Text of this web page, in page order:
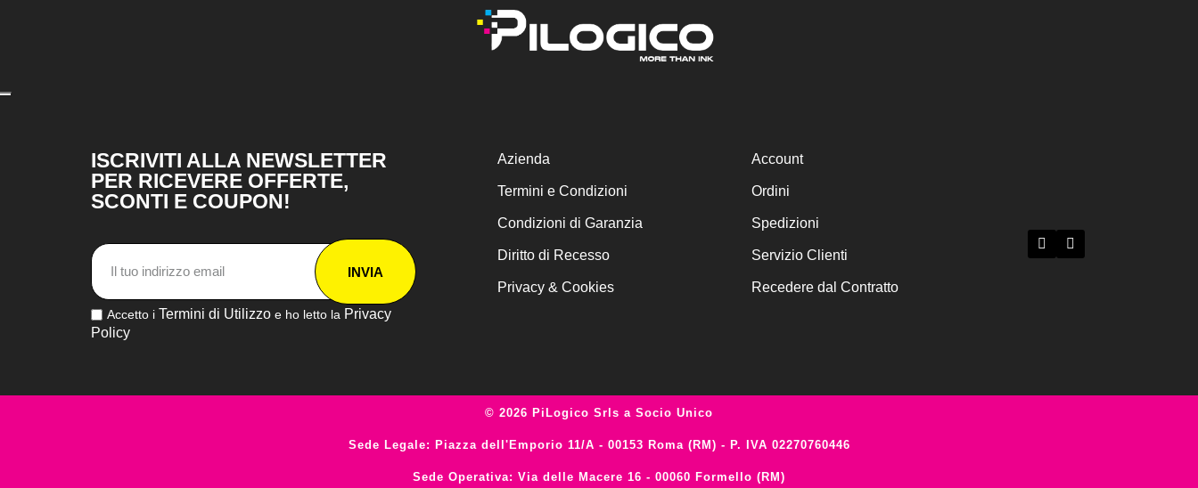
ISCRIVITI ALLA NEWSLETTER
PER RICEVERE OFFERTE,
SCONTI E COUPON!
INVIA
Accetto i Termini di Utilizzo e ho letto la Privacy
Policy
Azienda
Termini e Condizioni
Condizioni di Garanzia
Diritto di Recesso
Privacy & Cookies
Account
Ordini
Spedizioni
Servizio Clienti
Recedere dal Contratto
© 2026 PiLogico Srls a Socio Unico
Sede Legale: Piazza dell'Emporio 11/A - 00153 Roma (RM) - P. IVA 02270760446
Sede Operativa: Via delle Macere 16 - 00060 Formello (RM)